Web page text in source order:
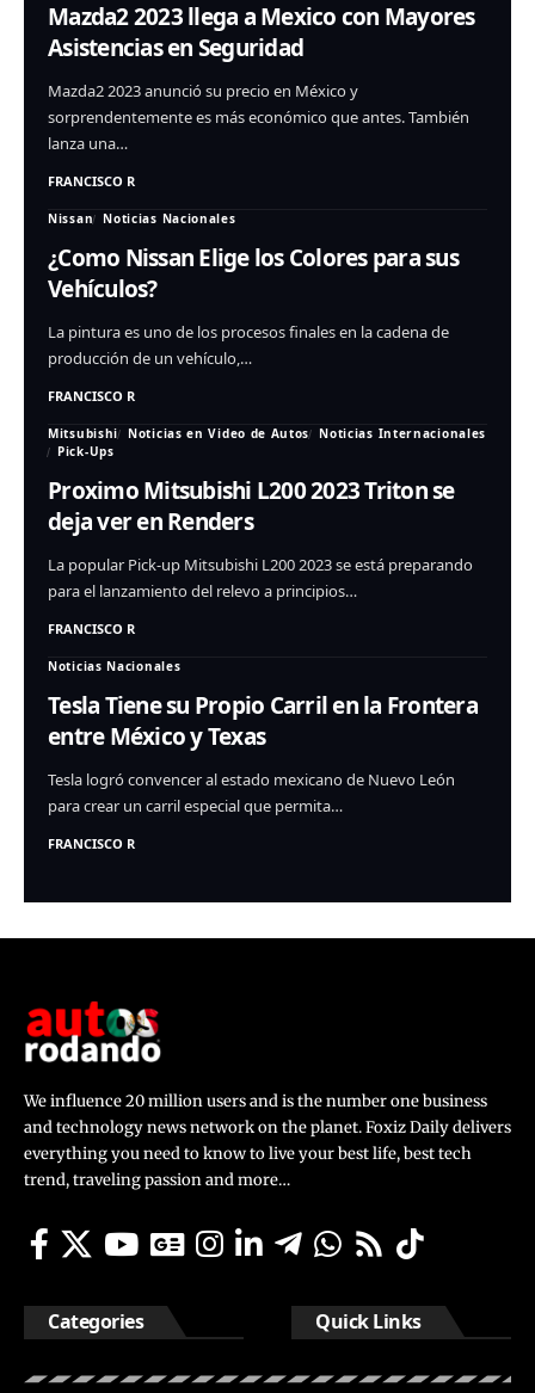
Mazda2 2023 llega a Mexico con Mayores
Asistencias en Seguridad
Mazda2 2023 anunció su precio en México y
sorprendentemente es más económico que antes. También
lanza una…
FRANCISCO R
Nissan Noticias Nacionales
¿Como Nissan Elige los Colores para sus
Vehículos?
La pintura es uno de los procesos finales en la cadena de
producción de un vehículo,…
FRANCISCO R
Mitsubishi Noticias en Video de Autos
Noticias Internacionales
Pick-Ups
Proximo Mitsubishi L200 2023 Triton se
deja ver en Renders
La popular Pick-up Mitsubishi L200 2023 se está preparando
para el lanzamiento del relevo a principios…
FRANCISCO R
Noticias Nacionales
Tesla Tiene su Propio Carril en la Frontera
entre México y Texas
Tesla logró convencer al estado mexicano de Nuevo León
para crear un carril especial que permita…
FRANCISCO R
We influence 20 million users and is the number one business
and technology news network on the planet. Foxiz Daily delivers
everything you need to know to live your best life, best tech
trend, traveling passion and more…
Categories Quick Links